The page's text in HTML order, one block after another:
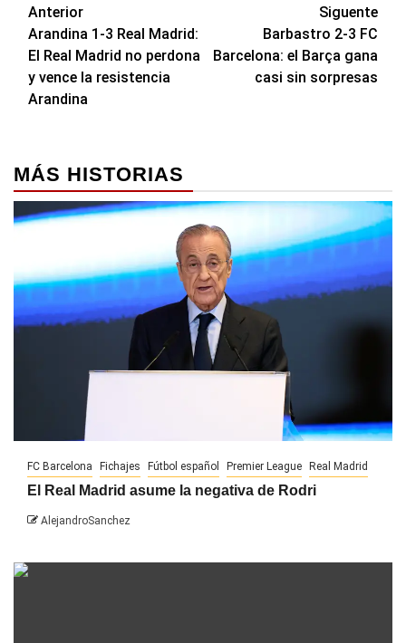
Navegación
de
entradas
Anterior
Arandina 1-3 Real Madrid:
El Real Madrid no perdona
y vence la resistencia
Arandina
Siguente
Barbastro 2-3 FC
Barcelona: el Barça gana
casi sin sorpresas
MÁS HISTORIAS
FC Barcelona Fichajes Fútbol español Premier League Real Madrid
El Real Madrid asume la negativa de Rodri
AlejandroSanchez